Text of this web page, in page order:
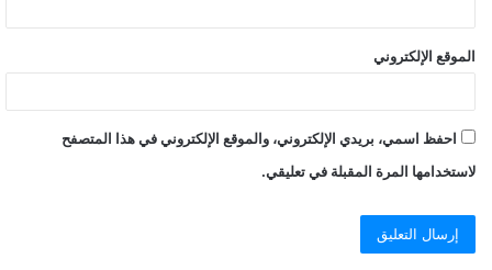
الموقع الإلكتروني
احفظ اسمي، بريدي الإلكتروني، والموقع الإلكتروني في هذا المتصفح
لاستخدامها المرة المقبلة في تعليقي.